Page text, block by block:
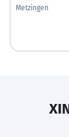
Metzingen